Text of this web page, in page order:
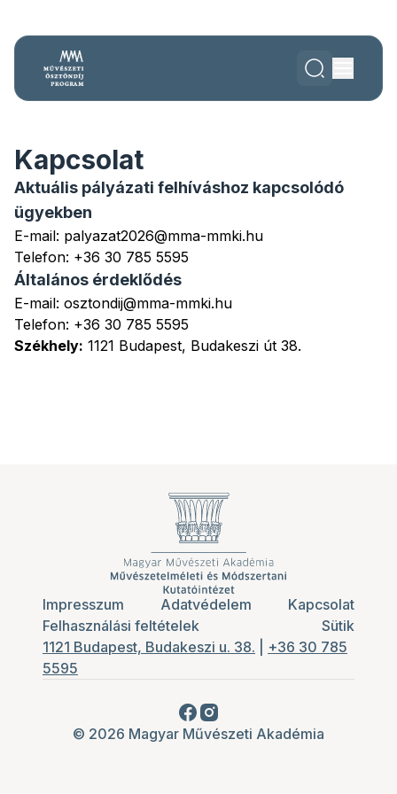
Kapcsolat
Aktuális pályázati felhíváshoz kapcsolódó
ügyekben
E-mail: palyazat2026@mma-mmki.hu
Telefon: +36 30 785 5595
Általános érdeklődés
E-mail: osztondij@mma-mmki.hu
Telefon: +36 30 785 5595
Székhely: 1121 Budapest, Budakeszi út 38.
Impresszum Adatvédelem
Kapcsolat
Felhasználási feltételek
Sütik
1121 Budapest, Budakeszi u. 38.
+36 30 785
5595
© 2026 Magyar Művészeti Akadémia